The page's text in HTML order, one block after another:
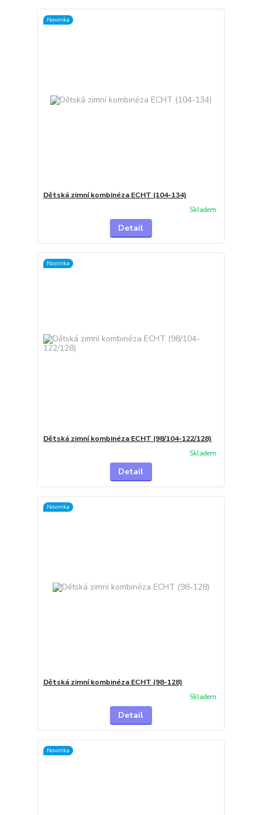
Novinka
Dětská zimní kombinéza ECHT (104-134)
Skladem
Detail
Novinka
Dětská zimní kombinéza ECHT (98/104-122/128)
Skladem
Detail
Novinka
Dětská zimní kombinéza ECHT (98-128)
Skladem
Detail
Novinka